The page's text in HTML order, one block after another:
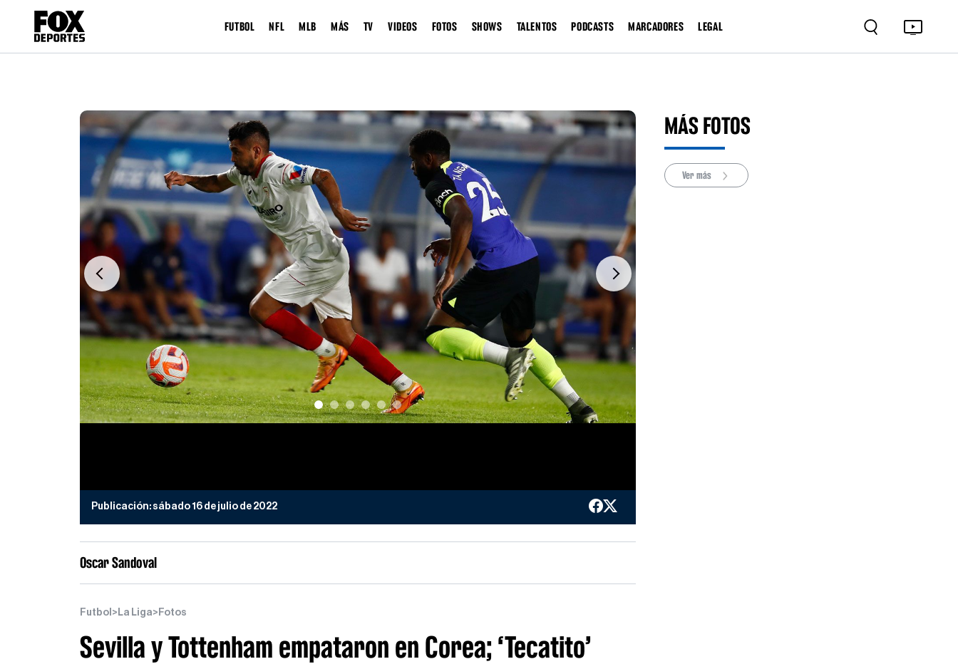
FUTBOL NFL MLB MÁS TV VIDEOS FOTOS SHOWS TALENTOS PODCASTS MARCADORES LEGAL
Previous Next
Publicación: sábado 16 de julio de 2022
Oscar Sandoval
Futbol > La Liga> Fotos
Sevilla y Tottenham empataron en Corea; ‘Tecatito’
MÁS FOTOS
Ver más